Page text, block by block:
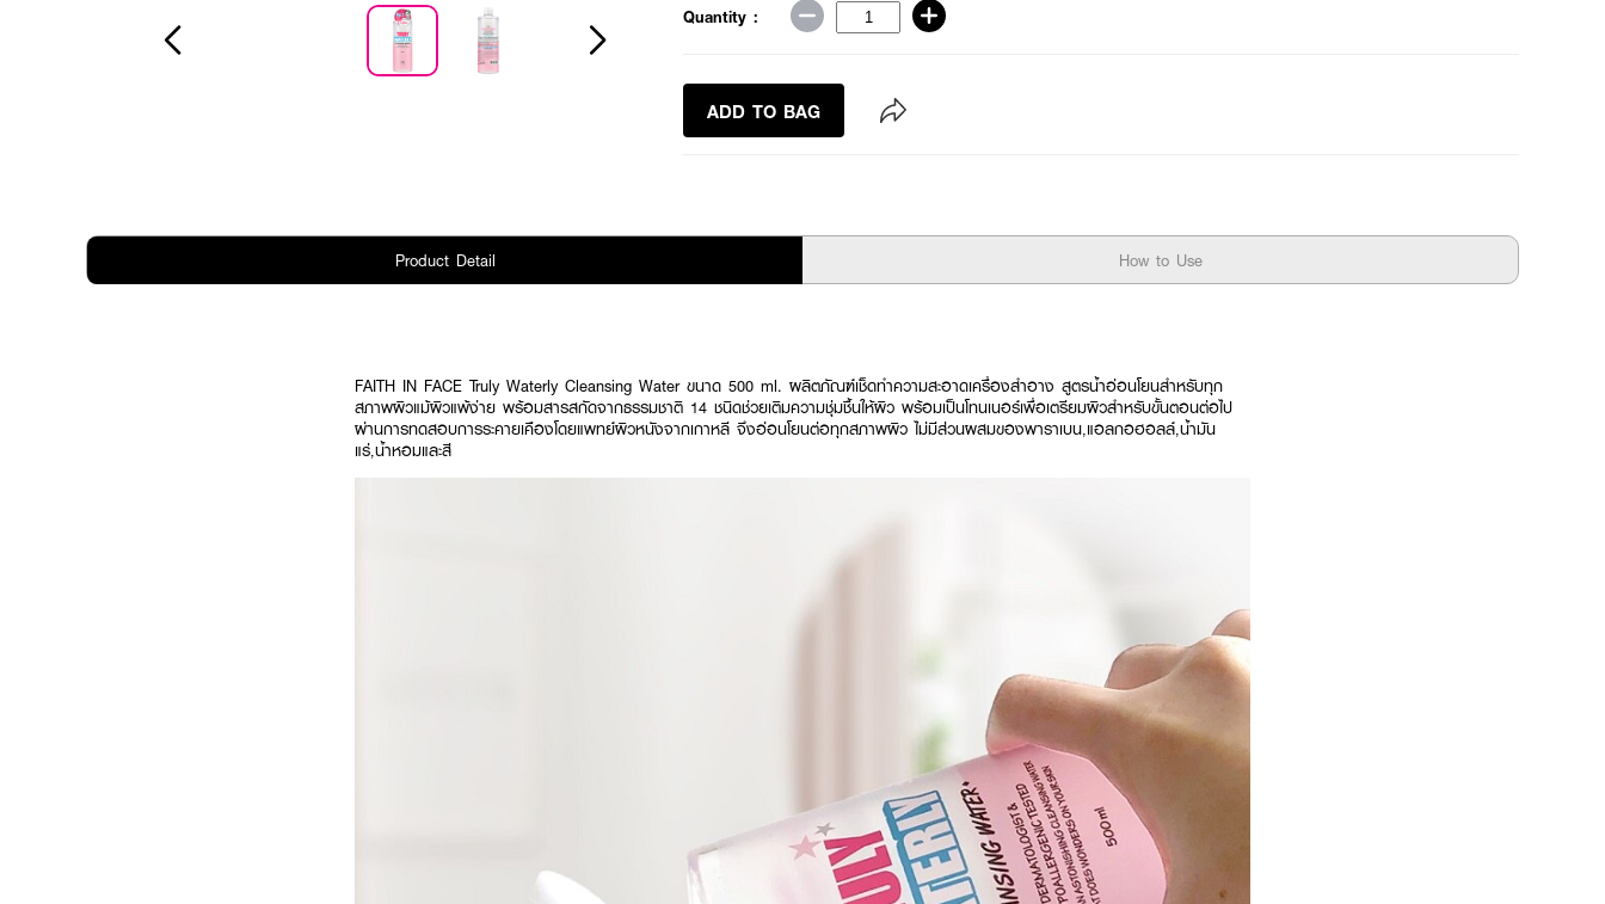
Quantity :
ADD TO BAG
Product Detail How to Use
FAITH IN FACE Truly Waterly Cleansing Water ขนาด 500 ml. ผลิตภัณฑ์เช็ดทำความสะอาดเครื่องสำอาง สูตรน้ำอ่อนโยนสำหรับทุก
สภาพผิวแม้ผิวแพ้ง่าย พร้อมสารสกัดจากธรรมชาติ 14 ชนิดช่วยเติมความชุ่มชื้นให้ผิว พร้อมเป็นโทนเนอร์เพื่อเตรียมผิวสำหรับขั้นตอนต่อไป
ผ่านการทดสอบการระคายเคืองโดยแพทย์ผิวหนังจากเกาหลี จึงอ่อนโยนต่อทุกสภาพผิว ไม่มีส่วนผสมของพาราเบน,แอลกอฮอลล์,น้ำมัน
แร่,น้ำหอมและสี